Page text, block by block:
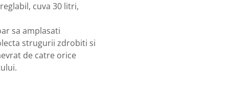
cuva 30 litri,
sa amplasati
strugurii zdrobiti si
de catre orice